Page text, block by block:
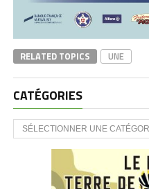
RELATED TOPICS UNE
CATÉGORIES
CATÉGORIES